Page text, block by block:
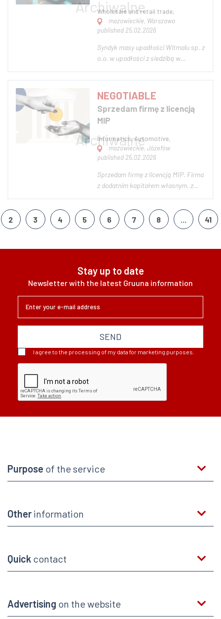
Wholesale and retail trade,
mazowieckie, Warszawa
published 25.02.2026
Syndyk masy upadłości Witmalu sp. z
o.o. w upadłości z siedzibą w
toczącym się przed Sądem
Rejonowym dla m.st. Warszawy w
Warszawie, XVIII Wydział
Gospodarczy (sygn. akt
WA1M/GUp/90/2024), zapra...
NEGOTIABLE
Sprzedam firmę z licencją
MIP
Informatics, Automotive,
mazowieckie, Józefów
published 25.02.2026
Sprzedam firmę z licencją MIP. Firma
z dodatnim kapitałem własnym, z
zobowiązań, kredytów bankowych,
ani pożyczek otrzymanych. Spółka z
rachunkowe prowadzone na b...
2 3 4 5 6 7 8 ... 41
Stay up to date
Newsletter with the latest Gruuna information
SEND
I agree to the processing of my data for marketing purposes.
Purpose of the service
Other information
Quick contact
Advertising on the website